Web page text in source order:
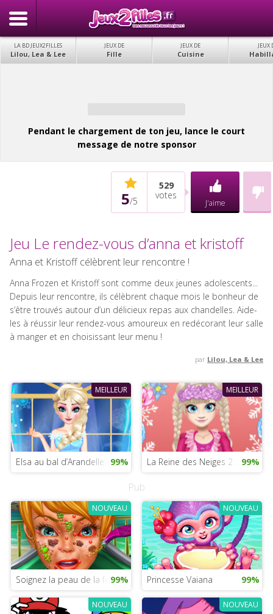
LA BD JEUX2FILLES
Lilou, Lea & Lee
JEUX DE
Fille
JEUX DE
Cuisine
JEUX
Pendant le chargement de ton jeu, lance le court
message de notre sponsor
5/5
529
votes
J'aime
Jeu Le rendez-vous d’anna et kristoff
Anna et Kristoff célèbrent leur rencontre !
Anna Frozen et Kristoff sont comme deux jeunes adolescents...
Depuis leur rencontre, ils célèbrent chaque mois le bonheur de
s’être trouvés autour d’un délicieux repas aux chandelles. Aide-
les à réussir leur rendez-vous amoureux en redécorant leur salle
à manger et en choisissant leur menu !
par Lilou, Lea & Lee
MEILLEUR
Elsa au bal d’Arandelle 99%
MEILLEUR
La Reine des Neiges 2 : Les
99%
Pub
NOUVEAU
Soignez la peau de la fée Clochette
99%
NOUVEAU
Princesse Vaiana 99%
NOUVEAU NOUVEAU